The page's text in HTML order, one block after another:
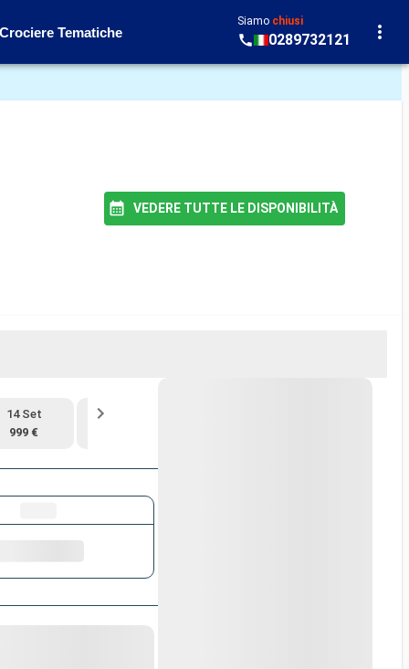
Crociere Tematiche
Siamo chiusi
0289732121
VEDERE TUTTE LE DISPONIBILITÀ
14 Set
999 €